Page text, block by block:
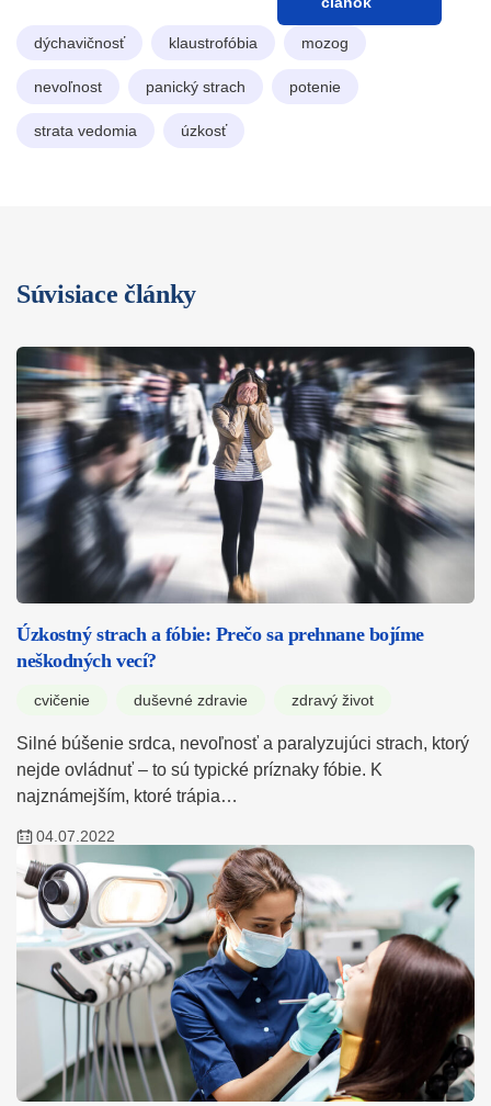
dýchavičnosť klaustrofóbia mozog
nevoľnost panický strach potenie
strata vedomia úzkosť
Súvisiace články
Úzkostný strach a fóbie: Prečo sa prehnane bojíme
neškodných vecí?
cvičenie duševné zdravie zdravý život
Silné búšenie srdca, nevoľnosť a paralyzujúci strach, ktorý
nejde ovládnuť – to sú typické príznaky fóbie. K
najznámejším, ktoré trápia…
04.07.2022